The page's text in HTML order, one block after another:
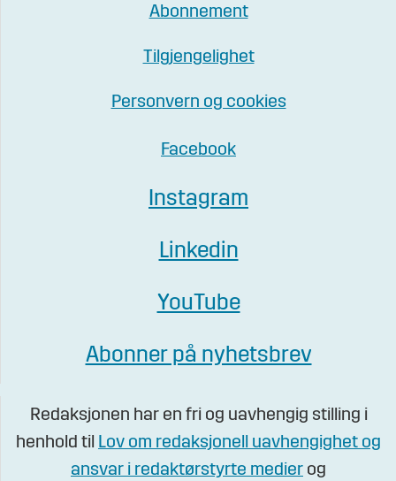
Abonnement
Tilgjengelighet
Personvern og cookies
Facebook
Instagram
Linkedin
YouTube
Abonner på nyhetsbrev
Redaksjonen har en fri og uavhengig stilling i
henhold til Lov om redaksjonell uavhengighet og
ansvar i redaktørstyrte medier og